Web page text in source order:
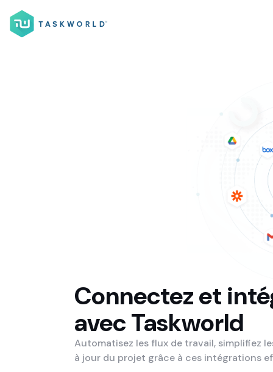
Connectez et
avec Taskworld
Automatisez les flux de travail, simplifiez
à jour du projet grâce à ces intégrations